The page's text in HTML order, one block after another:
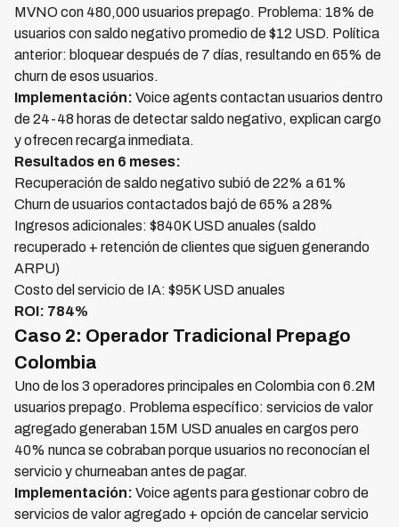
MVNO con 480,000 usuarios prepago. Problema: 18% de
usuarios con saldo negativo promedio de $12 USD. Política
anterior: bloquear después de 7 días, resultando en 65% de
churn de esos usuarios.
Implementación: Voice agents contactan usuarios dentro
de 24-48 horas de detectar saldo negativo, explican cargo
y ofrecen recarga inmediata.
Resultados en 6 meses:
Recuperación de saldo negativo subió de 22% a 61%
Churn de usuarios contactados bajó de 65% a 28%
Ingresos adicionales: $840K USD anuales (saldo
recuperado + retención de clientes que siguen generando
ARPU)
Costo del servicio de IA: $95K USD anuales
ROI: 784%
Caso 2: Operador Tradicional Prepago
Colombia
Uno de los 3 operadores principales en Colombia con 6.2M
usuarios prepago. Problema específico: servicios de valor
agregado generaban 15M USD anuales en cargos pero
40% nunca se cobraban porque usuarios no reconocían el
servicio y churneaban antes de pagar.
Implementación: Voice agents para gestionar cobro de
servicios de valor agregado + opción de cancelar servicio